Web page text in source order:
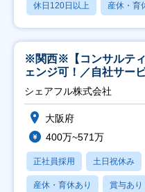
休日120日以上 産休・育
※関西※【コンサルテ
ェンジ可！／自社サー
シェアフル株式会社
大阪府
400万~571万
正社員採用 土日祝休み
産休・育休あり 賞与あり